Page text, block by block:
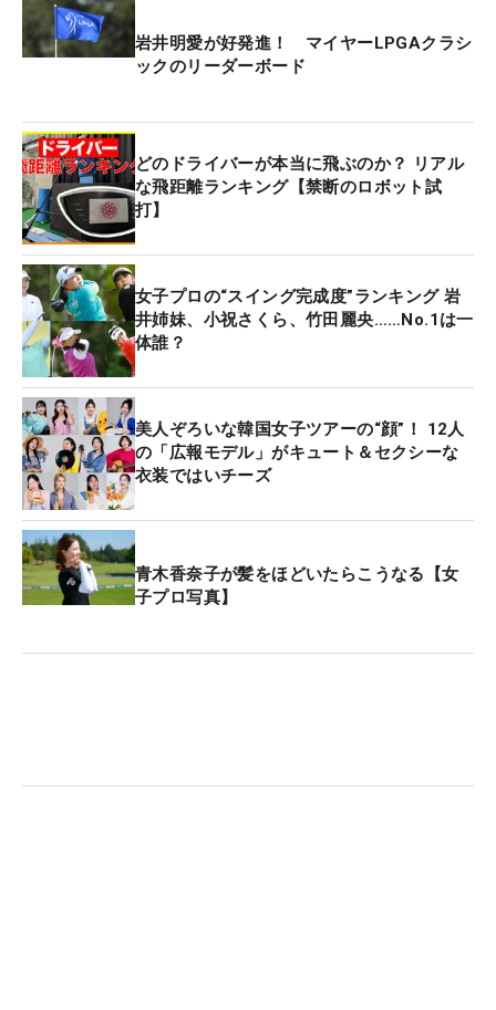
岩井明愛が好発進！ マイヤーLPGAクラシ
ックのリーダーボード
どのドライバーが本当に飛ぶのか？ リアル
な飛距離ランキング【禁断のロボット試
打】
女子プロの“スイング完成度”ランキング 岩
井姉妹、小祝さくら、竹田麗央……No.1は一
体誰？
美人ぞろいな韓国女子ツアーの“顔”！ 12人
の「広報モデル」がキュート＆セクシーな
衣装ではいチーズ
青木香奈子が髪をほどいたらこうなる【女
子プロ写真】